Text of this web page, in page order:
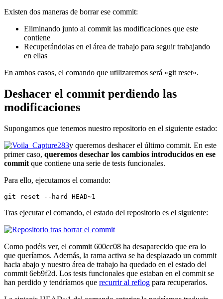
Existen dos maneras de borrar ese commit:
Eliminando junto al commit las modificaciones que este
contiene
Recuperándolas en el área de trabajo para seguir trabajando
en ellas
En ambos casos, el comando que utilizaremos será «git reset».
Deshacer el commit perdiendo las
modificaciones
Supongamos que tenemos nuestro repositorio en el siguiente estado:
y queremos deshacer el último commit. En este
primer caso, queremos desechar los cambios introducidos en ese
commit que contiene una serie de tests funcionales.
Para ello, ejecutamos el comando:
git reset --hard HEAD~1
Tras ejecutar el comando, el estado del repositorio es el siguiente:
Como podéis ver, el commit 600cc08 ha desaparecido que era lo
que queríamos. Además, la rama activa se ha desplazado un commit
hacia abajo y nuestro área de trabajo ha quedado en el estado del
commit 6eb9f2d. Los tests funcionales que estaban en el commit se
han perdido y tendríamos que recurrir al reflog para recuperarlos.